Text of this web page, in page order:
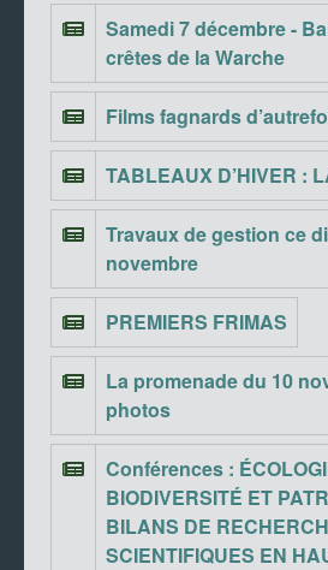
Samedi 7 décembre -
crêtes de la Warche
Films fagnards
TABLEAUX D’HIVER :
Travaux de gestion ce
novembre
PREMIERS FRIMAS
La promenade du 10
photos
Conférences :
BIODIVERSITÉ ET
BILANS DE
SCIENTIFIQUES EN